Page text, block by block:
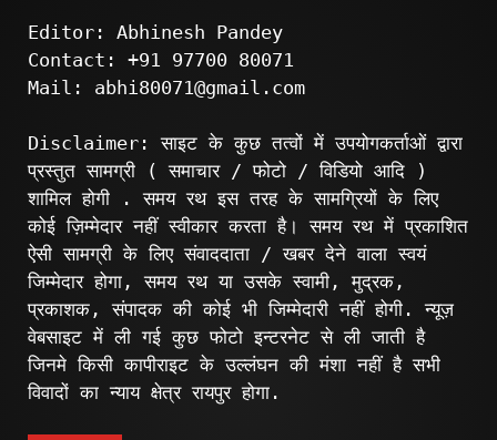
Editor: Abhinesh Pandey
Contact: +91 97700 80071
Mail: abhi80071@gmail.com
Disclaimer: साइट के कुछ तत्वों में उपयोगकर्ताओं द्वारा
प्रस्तुत सामग्री ( समाचार / फोटो / विडियो आदि )
शामिल होगी . समय रथ इस तरह के सामग्रियों के लिए
कोई ज़िम्मेदार नहीं स्वीकार करता है। समय रथ में प्रकाशित
ऐसी सामग्री के लिए संवाददाता / खबर देने वाला स्वयं
जिम्मेदार होगा, समय रथ या उसके स्वामी, मुद्रक,
प्रकाशक, संपादक की कोई भी जिम्मेदारी नहीं होगी. न्यूज़
वेबसाइट में ली गई कुछ फोटो इन्टरनेट से ली जाती है
जिनमे किसी कापीराइट के उल्लंघन की मंशा नहीं है सभी
विवादों का न्याय क्षेत्र रायपुर होगा.